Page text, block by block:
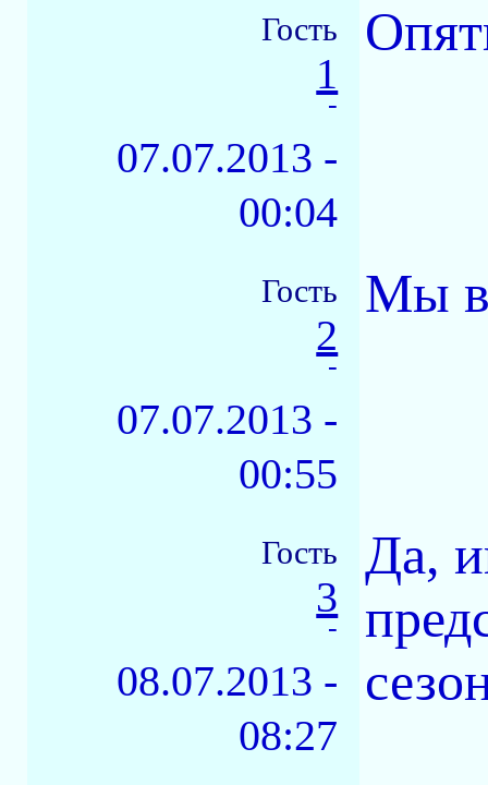
Гость
1
-
07.07.2013 -
00:04
Гость
2
-
07.07.2013 -
00:55
Мы в
Гость
3
-
08.07.2013 -
08:27
Да,